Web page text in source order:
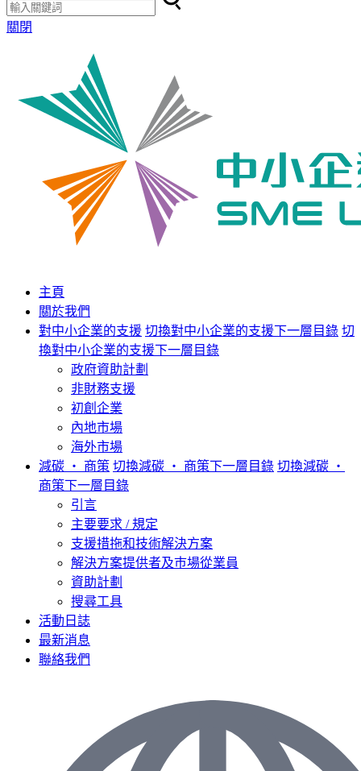
關閉
主頁
關於我們
對中小企業的支援 切換對中小企業的支援下一層目錄 切
換對中小企業的支援下一層目錄
政府資助計劃
非財務支援
初創企業
內地市場
海外市場
減碳 ‧ 商策 切換減碳 ‧ 商策下一層目錄 切換減碳 ‧
商策下一層目錄
引言
主要要求 / 規定
支援措拖和技術解決方案
解決方案提供者及巿場從業員
資助計劃
搜尋工具
活動日誌
最新消息
聯絡我們